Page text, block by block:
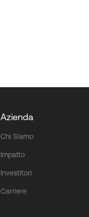
Azienda
Chi Siamo
Impatto
Investitori
Carriere